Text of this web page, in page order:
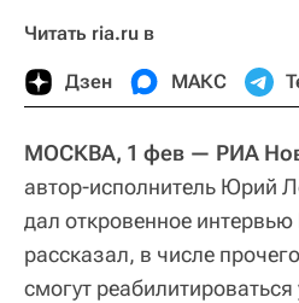
Читать ria.ru в
Дзен МАКС
МОСКВА, 1 фев — РИА
автор-исполнитель Юрий
дал откровенное
рассказал, в числе
смогут реабилитироваться